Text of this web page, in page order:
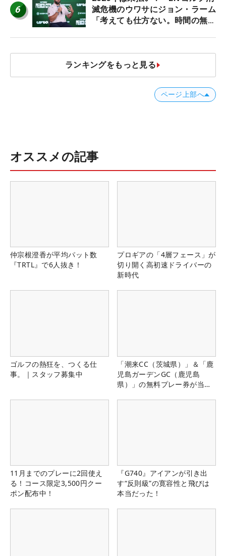
6
滅危機のウワサにジョン・ラーム
「考えても仕方ない。時間の無
ランキングをもっと見る
ページ上部へ
オススメの記事
仲宗根澄香が平均パット数
『TRTL』で6人抜き！
プロギアの「4層フェース」が
切り開く高初速ドライバーの
新時代
ゴルフの熱狂を、つくる仕
事。｜スタッフ募集中
「潮来CC（茨城県）」＆「鹿
児島ガーデンGC（鹿児島
県）」の無料プレー券が当た
11月までのプレーに2回使え
る！コース限定3,500円クー
ポン配布中！
『G740』アイアンが引き出
す“反則級”の寛容性と飛びは
本当だった！